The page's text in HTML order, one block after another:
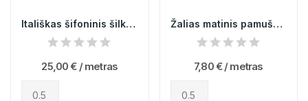
Itališkas šifoninis šilkas (likutis 1m)
25,00 € / metras
Žalias matinis pamušalas su elastanu 004037
7,80 € / metras